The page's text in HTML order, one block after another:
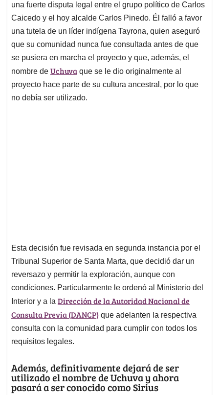
una fuerte disputa legal entre el grupo político de Carlos
Caicedo y el hoy alcalde Carlos Pinedo. Él falló a favor
una tutela de un líder indígena Tayrona, quien aseguró
que su comunidad nunca fue consultada antes de que
se pusiera en marcha el proyecto y que, además, el
nombre de Uchuva que se le dio originalmente al
proyecto hace parte de su cultura ancestral, por lo que
no debía ser utilizado.
Esta decisión fue revisada en segunda instancia por el
Tribunal Superior de Santa Marta, que decidió dar un
reversazo y permitir la exploración, aunque con
condiciones. Particularmente le ordenó al Ministerio del
Interior y a la Dirección de la Autoridad Nacional de
Consulta Previa (DANCP) que adelanten la respectiva
consulta con la comunidad para cumplir con todos los
requisitos legales.
Además, definitivamente dejará de ser
utilizado el nombre de Uchuva y ahora
pasará a ser conocido como Sirius